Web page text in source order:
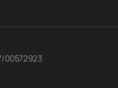
00572923